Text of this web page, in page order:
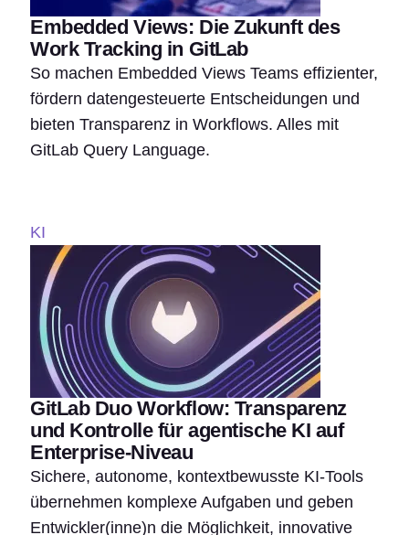
Embedded Views: Die Zukunft des
Work Tracking in GitLab
So machen Embedded Views Teams effizienter,
fördern datengesteuerte Entscheidungen und
bieten Transparenz in Workflows. Alles mit
GitLab Query Language.
KI
GitLab Duo Workflow: Transparenz
und Kontrolle für agentische KI auf
Enterprise-Niveau
Sichere, autonome, kontextbewusste KI-Tools
übernehmen komplexe Aufgaben und geben
Entwickler(inne)n die Möglichkeit, innovative